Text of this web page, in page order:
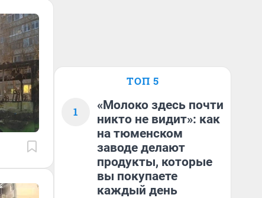
ТОП 5
1
«Молоко здесь почти
никто не видит»: как
на тюменском
заводе делают
продукты, которые
вы покупаете
каждый день